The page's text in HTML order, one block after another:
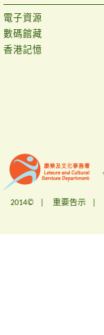
電子資源
數碼館藏
香港記憶
2014© | 重要告示